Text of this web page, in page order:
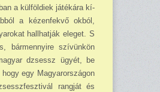
a külföldiek játékára kí­
a kézenfekvő okból,
hallhatják eleget. S
bármennyire szívünkön
dzsessz ügyét, be
egy Magyarországon
rangját és